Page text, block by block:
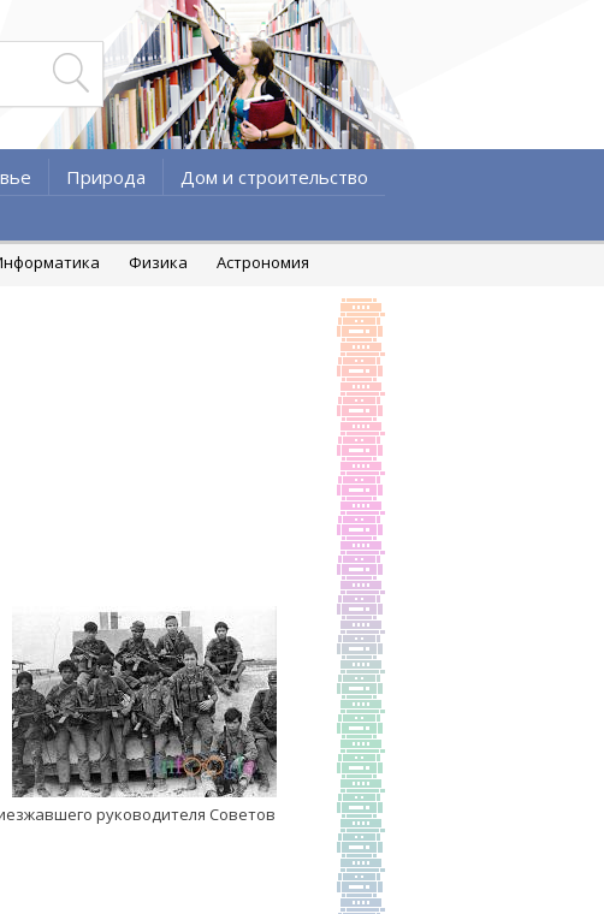
Природа
Дом и строительство
Физика Астрономия
руководителя Советов